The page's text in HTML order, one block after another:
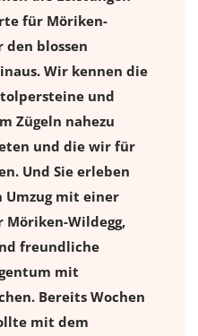
für Möriken-
den blossen
Wir kennen die
und
Zügeln nahezu
und die wir für
Und Sie erleben
Umzugmit einer
Möriken-Wildegg,
freundliche
mit
Bereits Wochen
mit dem